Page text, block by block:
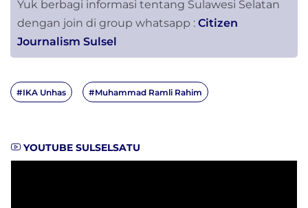
Yuk berbagi informasi tentang Sulawesi Selatan
dengan join di group whatsapp : Citizen
Journalism Sulsel
#IKA Unhas #Muhammad Ramli Rahim
YOUTUBE SULSELSATU